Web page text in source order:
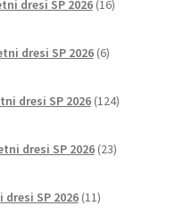
dresi SP 2026 16izdelkov
dresi SP 2026 6izdelkov
dresi SP 2026 124izdelkov
dresi SP 2026 23izdelkov
SP 2026 11izdelkov